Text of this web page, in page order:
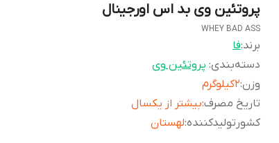
پروتئین وی بد اس اورجینال
WHEY BAD ASS
برند:فا
دسته‌بندی: پروتئین وی
وزن:2کیلوگرم
تاریخ مصرف:بیشتر از یکسال
کشورتولیدکننده:لهستان